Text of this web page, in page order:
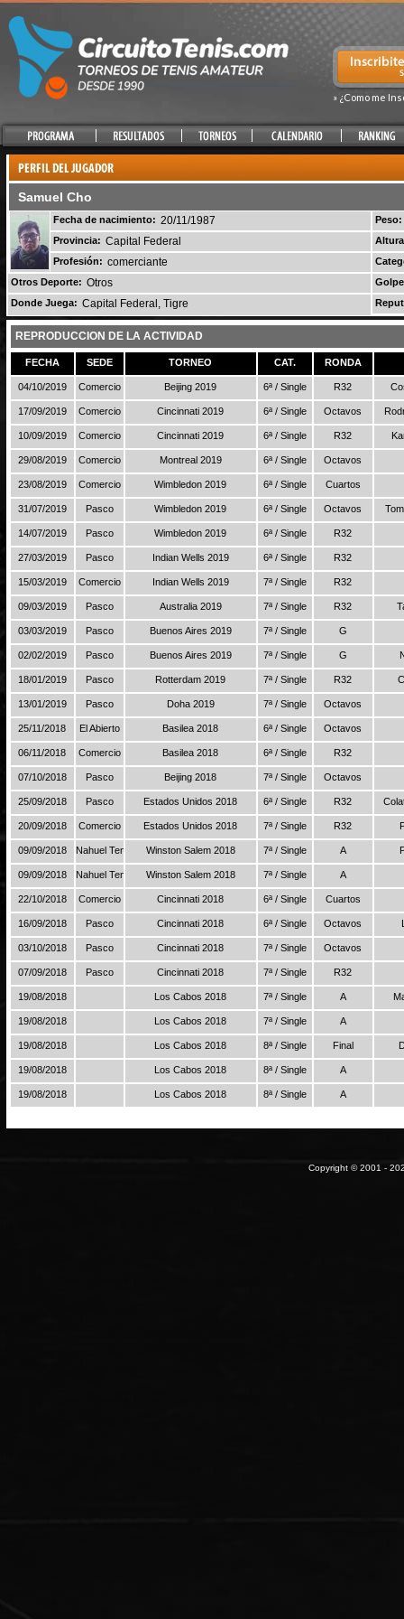
» ¿Como me
Samuel Cho
Fecha de nacimiento: 20/11/1987
Peso:
Provincia: Capital Federal
Profesión: comerciante
Otros Deporte: Otros
Donde Juega: Capital Federal, Tigre
REPRODUCCION DE LA ACTIVIDAD
FECHA SEDE TORNEO CAT. RONDA
04/10/2019 Comercio Beijing 2019 6ª / Single R32
17/09/2019 Comercio Cincinnati 2019 6ª / Single Octavos
10/09/2019 Comercio Cincinnati 2019 6ª / Single R32
29/08/2019 Comercio Montreal 2019 6ª / Single Octavos
23/08/2019 Comercio Wimbledon 2019 6ª / Single Cuartos
31/07/2019 Pasco Wimbledon 2019 6ª / Single Octavos
14/07/2019 Pasco Wimbledon 2019 6ª / Single R32
27/03/2019 Pasco Indian Wells 2019 6ª / Single R32
15/03/2019 Comercio Indian Wells 2019 7ª / Single R32
09/03/2019 Pasco Australia 2019 7ª / Single R32
03/03/2019 Pasco Buenos Aires 2019 7ª / Single G
02/02/2019 Pasco Buenos Aires 2019 7ª / Single G
18/01/2019 Pasco Rotterdam 2019 7ª / Single R32
13/01/2019 Pasco Doha 2019 7ª / Single Octavos
25/11/2018 El Abierto Basilea 2018 6ª / Single Octavos
06/11/2018 Comercio Basilea 2018 6ª / Single R32
07/10/2018 Pasco Beijing 2018 7ª / Single Octavos
25/09/2018 Pasco Estados Unidos 2018 6ª / Single R32
20/09/2018 Comercio Estados Unidos 2018 7ª / Single R32
09/09/2018 Nahuel Tenis Winston Salem 2018 7ª / Single A
09/09/2018 Nahuel Tenis Winston Salem 2018 7ª / Single A
22/10/2018 Comercio Cincinnati 2018 6ª / Single Cuartos
16/09/2018 Pasco Cincinnati 2018 6ª / Single Octavos
03/10/2018 Pasco Cincinnati 2018 7ª / Single Octavos
07/09/2018 Pasco Cincinnati 2018 7ª / Single R32
19/08/2018 Los Cabos 2018 7ª / Single A
19/08/2018 Los Cabos 2018 7ª / Single A
19/08/2018 Los Cabos 2018 8ª / Single Final
19/08/2018 Los Cabos 2018 8ª / Single A
19/08/2018 Los Cabos 2018 8ª / Single A
Copyright © 2001 -